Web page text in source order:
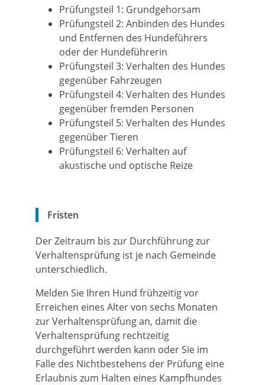
Prüfungsteil 1: Grundgehorsam
Prüfungsteil 2: Anbinden des Hundes
und Entfernen des Hundeführers
oder der Hundeführerin
Prüfungsteil 3: Verhalten des Hundes
gegenüber Fahrzeugen
Prüfungsteil 4: Verhalten des Hundes
gegenüber fremden Personen
Prüfungsteil 5: Verhalten des Hundes
gegenüber Tieren
Prüfungsteil 6: Verhalten auf
akustische und optische Reize
Fristen
Der Zeitraum bis zur Durchführung zur
Verhaltensprüfung ist je nach Gemeinde
unterschiedlich.
Melden Sie Ihren Hund frühzeitig vor
Erreichen eines Alter von sechs Monaten
zur Verhaltensprüfung an, damit die
Verhaltensprüfung rechtzeitig
durchgeführt werden kann oder Sie im
Falle des Nichtbestehens der Prüfung eine
Erlaubnis zum Halten eines Kampfhundes